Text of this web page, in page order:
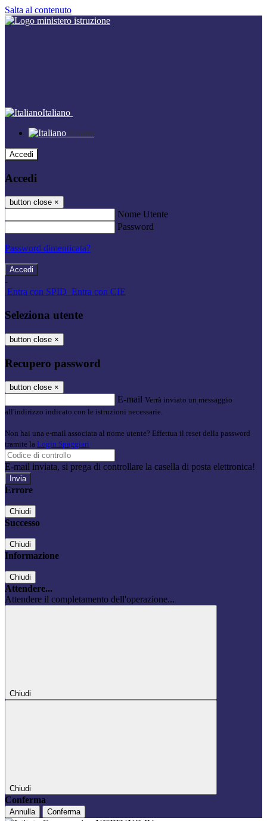
Salta al contenuto
Italiano
Italiano
Accedi
Accedi
button close ×
Nome Utente
Password
Password dimenticata?
-
Entra con SPID Entra con CIE
Seleziona utente
button close ×
Recupero password
button close ×
E-mail Verrà inviato un messaggio
all'indirizzo indicato con le istruzioni necessarie.
Non hai una e-mail associata al nome utente? Effettua il reset della password
tramite la Login Spaggiari
E-mail inviata, si prega di controllare la casella di posta elettronica!
Errore
Chiudi
Successo
Chiudi
Informazione
Chiudi
Attendere...
Attendere il completamento dell'operazione...
Chiudi
Chiudi
Conferma
Annulla Conferma